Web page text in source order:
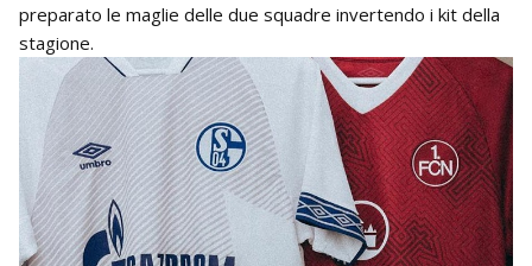
preparato le maglie delle due squadre invertendo i kit della
stagione.